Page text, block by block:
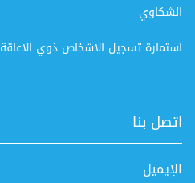
الشكاوي
استمارة تسجيل الاشخاص ذوي الاعاقة
اتصل بنا
الإيميل